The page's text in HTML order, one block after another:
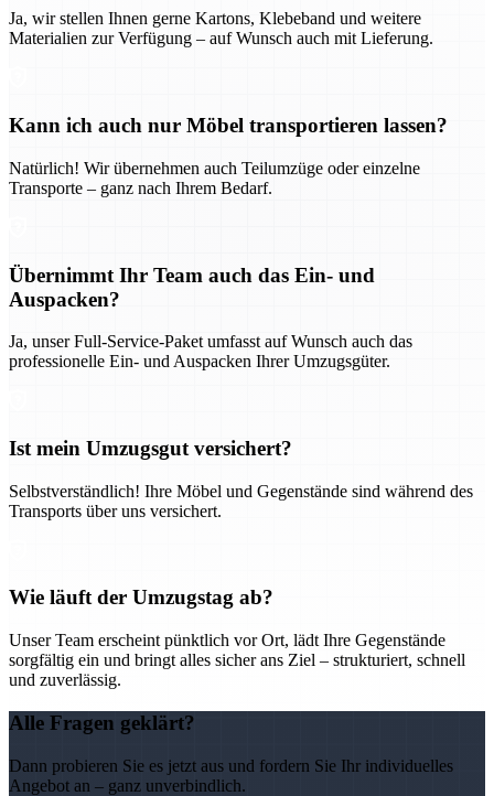
Ja, wir stellen Ihnen gerne Kartons, Klebeband und weitere
Materialien zur Verfügung – auf Wunsch auch mit Lieferung.
Kann ich auch nur Möbel transportieren lassen?
Natürlich! Wir übernehmen auch Teilumzüge oder einzelne
Transporte – ganz nach Ihrem Bedarf.
Übernimmt Ihr Team auch das Ein- und
Auspacken?
Ja, unser Full-Service-Paket umfasst auf Wunsch auch das
professionelle Ein- und Auspacken Ihrer Umzugsgüter.
Ist mein Umzugsgut versichert?
Selbstverständlich! Ihre Möbel und Gegenstände sind während des
Transports über uns versichert.
Wie läuft der Umzugstag ab?
Unser Team erscheint pünktlich vor Ort, lädt Ihre Gegenstände
sorgfältig ein und bringt alles sicher ans Ziel – strukturiert, schnell
und zuverlässig.
Alle Fragen geklärt?
Dann probieren Sie es jetzt aus und fordern Sie Ihr individuelles
Angebot an – ganz unverbindlich.